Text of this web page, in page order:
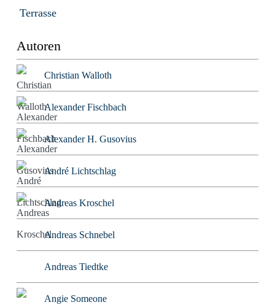
Terrasse
Autoren
Christian Walloth
Alexander Fischbach
Alexander H. Gusovius
André Lichtschlag
Andreas Kroschel
Andreas Schnebel
Andreas Tiedtke
Angie Someone